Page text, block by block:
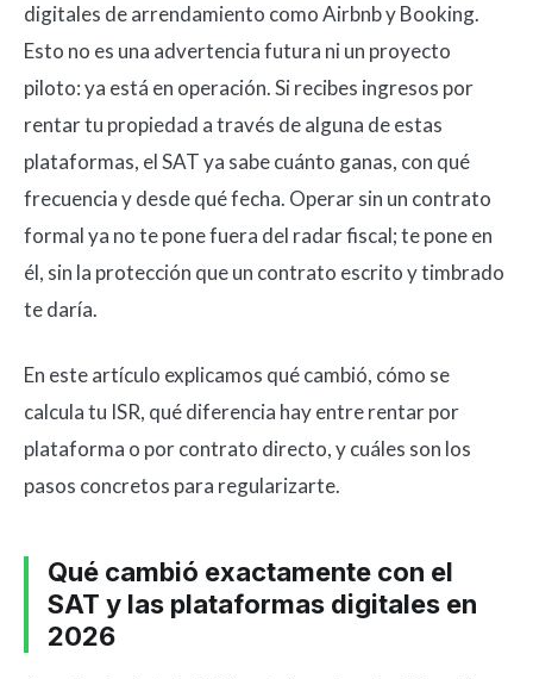
digitales de arrendamiento como Airbnb y Booking.
Esto no es una advertencia futura ni un proyecto
piloto: ya está en operación. Si recibes ingresos por
rentar tu propiedad a través de alguna de estas
plataformas, el SAT ya sabe cuánto ganas, con qué
frecuencia y desde qué fecha. Operar sin un contrato
formal ya no te pone fuera del radar fiscal; te pone en
él, sin la protección que un contrato escrito y timbrado
te daría.
En este artículo explicamos qué cambió, cómo se
calcula tu ISR, qué diferencia hay entre rentar por
plataforma o por contrato directo, y cuáles son los
pasos concretos para regularizarte.
Qué cambió exactamente con el
SAT y las plataformas digitales en
2026